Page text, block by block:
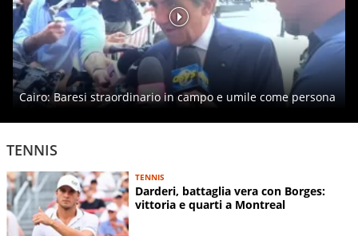
Cairo: Baresi straordinario in campo e umile come persona
TENNIS
TENNIS
Darderi, battaglia vera con Borges:
vittoria e quarti a Montreal